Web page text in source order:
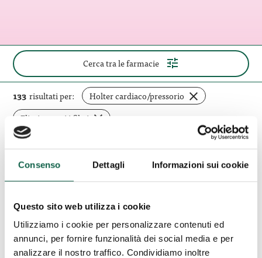
Consenso Dettagli Informazioni sui cookie
Questo sito web utilizza i cookie
Utilizziamo i cookie per personalizzare contenuti ed
annunci, per fornire funzionalità dei social media e per
analizzare il nostro traffico. Condividiamo inoltre
Cerca tra le farmacie (apri
pannello
di
ricerca)
133 risultati per: Holter cardiaco/pressorio rimuovi
filtro
Elimina tutti i filtri
Roma (RM)
Farmacia Dei Colli
Piazzale Eugenio Morelli 23/24 00151, Roma,
RM
Farmacia
Dei